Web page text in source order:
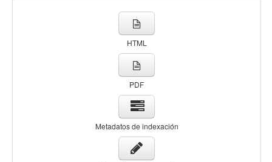
HTML
PDF
Metadatos de indexación